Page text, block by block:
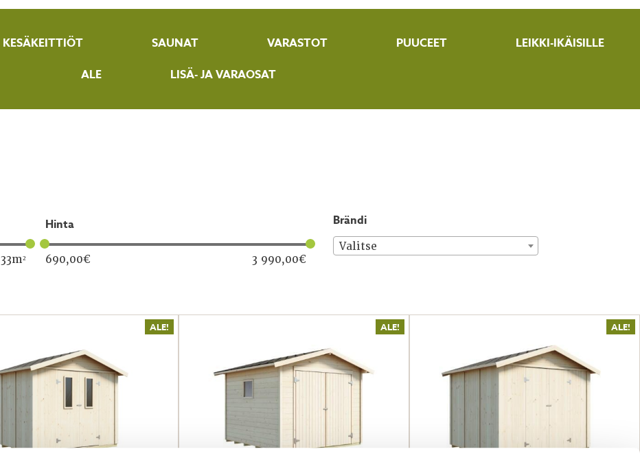
KESÄKEITTIÖT SAUNAT VARASTOT PUUCEET
LEIKKI-IKÄISILLE
ALE
LISÄ- JA VARAOSAT
33m²
hinta
690,00€ 3 990,00€
brändi
Valitse
ALE! ALE! ALE!